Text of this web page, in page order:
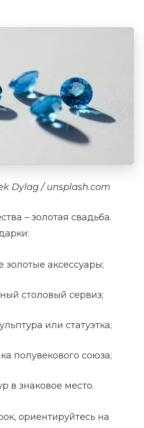
Dylag / unsplash.com
– золотая свадьба.
золотые аксессуары;
столовый сервиз;
или статуэтка;
полувекового союза;
в знаковое место.
ориентируйтесь на